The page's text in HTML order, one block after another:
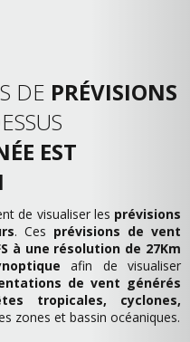
DE PRÉVISIONS
EST
de visualiser les prévisions
. Ces prévisions de vent
à une résolution de 27Km
afin de visualiser
de vent générés
tropicales, cyclones,
zones et bassin océaniques.